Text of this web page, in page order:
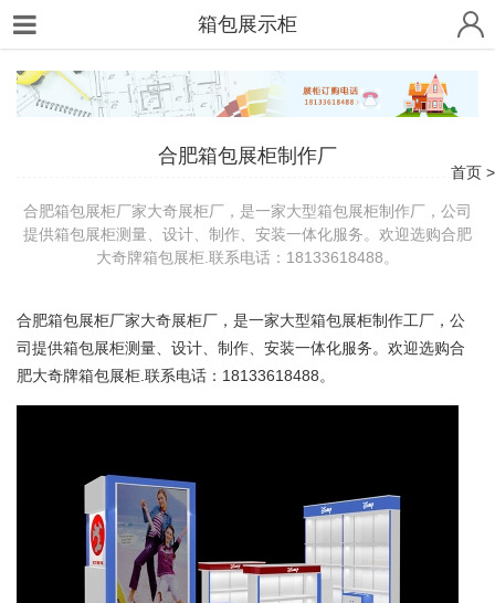
首页
合肥箱包展柜制作厂
合肥箱包展柜厂家大奇展柜厂，是一家大型箱包展柜制作厂，公司
提供箱包展柜测量、设计、制作、安装一体化服务。欢迎选购合肥
大奇牌箱包展柜.联系电话：18133618488。
合肥箱包展柜厂家大奇展柜厂，是一家大型箱包展柜制作工厂，公
司提供箱包展柜测量、设计、制作、安装一体化服务。欢迎选购合
肥大奇牌箱包展柜 联系电话： 18133618488 。
箱包展示柜